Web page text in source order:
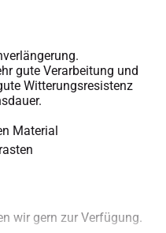
gute Verarbeitung und
Witterungsresistenz
Material
wir gern zur Verfügung.